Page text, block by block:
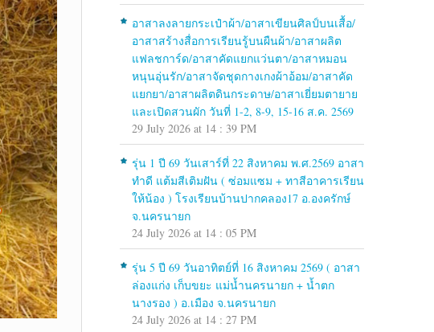
อาสาลงลายกระเป๋าผ้า/อาสาเขียนศิลป์บนเสื้อ/
อาสาสร้างสื่อการเรียนรู้บนผืนผ้า/อาสาผลิต
แฟลชการ์ด/อาสาคัดแยกแว่นตา/อาสาหมอน
หนุนอุ่นรัก/อาสาจัดชุดกางเกงผ้าอ้อม/อาสาคัด
แยกยา/อาสาผลิตดินกระดาษ/อาสาเยี่ยมตายาย
และเปิดสวนผัก วันที่ 1-2, 8-9, 15-16 ส.ค. 2569
29 July 2026 at 14 : 39 PM
รุ่น 1 ปี 69 วันเสาร์ที่ 22 สิงหาคม พ.ศ.2569 อาสา
ทำดี แต้มสีเติมฝัน ( ซ่อมแซม + ทาสีอาคารเรียน
ให้น้อง ) โรงเรียนบ้านปากคลอง17 อ.องครักษ์
จ.นครนายก
24 July 2026 at 14 : 05 PM
รุ่น 5 ปี 69 วันอาทิตย์ที่ 16 สิงหาคม 2569 ( อาสา
ล่องแก่ง เก็บขยะ แม่น้ำนครนายก + น้ำตก
นางรอง ) อ.เมือง จ.นครนายก
24 July 2026 at 14 : 27 PM